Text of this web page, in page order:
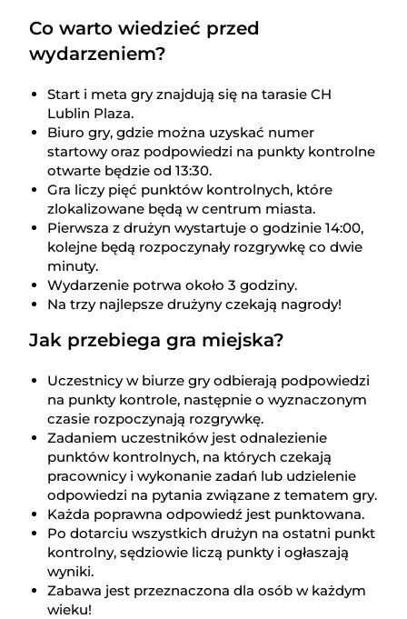
Co warto wiedzieć przed
wydarzeniem?
Start i meta gry znajdują się na tarasie CH
Lublin Plaza.
Biuro gry, gdzie można uzyskać numer
startowy oraz podpowiedzi na punkty kontrolne
otwarte będzie od 13:30.
Gra liczy pięć punktów kontrolnych, które
zlokalizowane będą w centrum miasta.
Pierwsza z drużyn wystartuje o godzinie 14:00,
kolejne będą rozpoczynały rozgrywkę co dwie
minuty.
Wydarzenie potrwa około 3 godziny.
Na trzy najlepsze drużyny czekają nagrody!
Jak przebiega gra miejska?
Uczestnicy w biurze gry odbierają podpowiedzi
na punkty kontrole, następnie o wyznaczonym
czasie rozpoczynają rozgrywkę.
Zadaniem uczestników jest odnalezienie
punktów kontrolnych, na których czekają
pracownicy i wykonanie zadań lub udzielenie
odpowiedzi na pytania związane z tematem gry.
Każda poprawna odpowiedź jest punktowana.
Po dotarciu wszystkich drużyn na ostatni punkt
kontrolny, sędziowie liczą punkty i ogłaszają
wyniki.
Zabawa jest przeznaczona dla osób w każdym
wieku!